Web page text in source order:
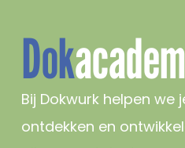
Dok
Bij Dokwurk helpen we
ontdekken en